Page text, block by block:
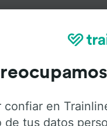
confiar en
de tus datos